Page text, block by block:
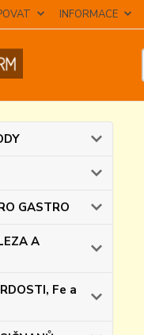
INFORMACE
GASTRO
A
Fe a